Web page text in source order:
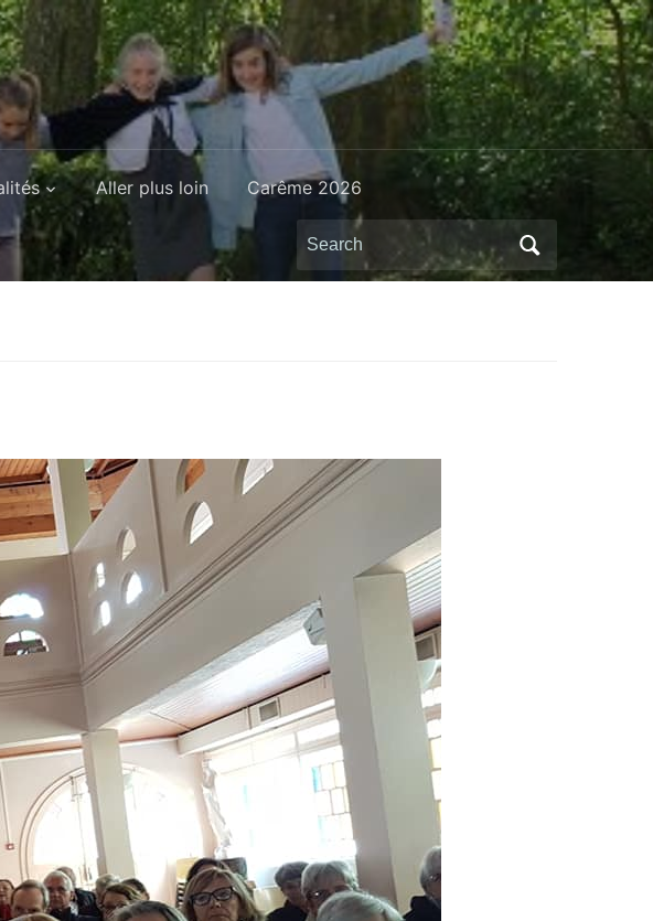
Aller plus loin Carême 2026
Search
for: